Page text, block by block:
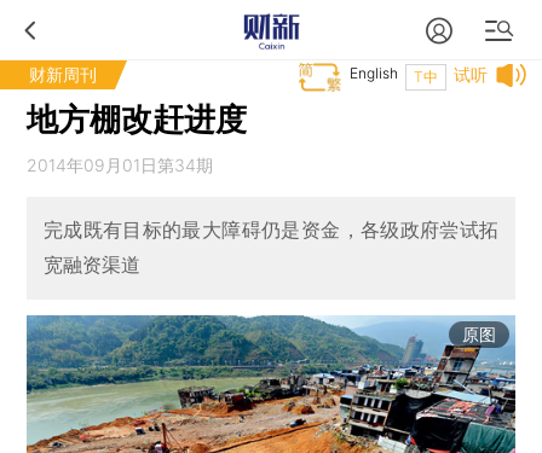
财新周刊 试听
T中
English
地方棚改赶进度
2014年09月01日第34期
完成既有目标的最大障碍仍是资金，各级政府尝试拓
宽融资渠道
原图